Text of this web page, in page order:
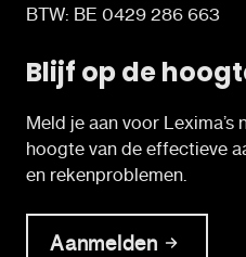
BTW: BE 0429 286 663
Blijf op de
Meld je aan voor
hoogte van de effectieve
en rekenproblemen.
Aanmelden